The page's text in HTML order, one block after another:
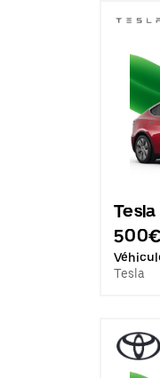
500€
Tesla